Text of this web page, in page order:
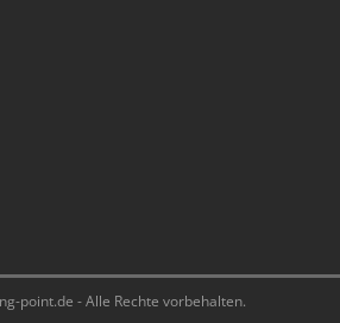
point.de - Alle Rechte vorbehalten.